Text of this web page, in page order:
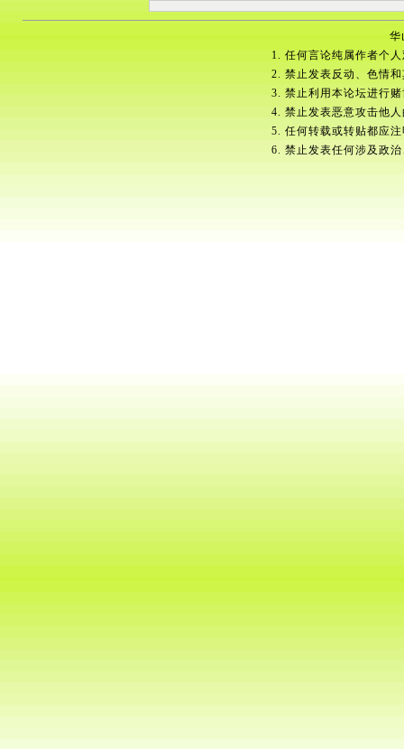
华
1. 任何言论纯属作者个
2. 禁止发表反动、色情
3. 禁止利用本论坛进行
4. 禁止发表恶意攻击他
5. 任何转载或转贴都应
6. 禁止发表任何涉及政